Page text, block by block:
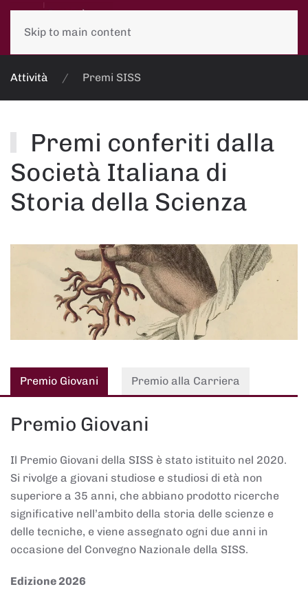
Skip to main content
Attività Premi SISS
Premi conferiti dalla
Società Italiana di
Storia della Scienza
Premio Giovani Premio alla Carriera
Premio Giovani
Il Premio Giovani della SISS è stato istituito nel 2020.
Si rivolge a giovani studiose e studiosi di età non
superiore a 35 anni, che abbiano prodotto ricerche
significative nell’ambito della storia delle scienze e
delle tecniche, e viene assegnato ogni due anni in
occasione del Convegno Nazionale della SISS.
Edizione 2026